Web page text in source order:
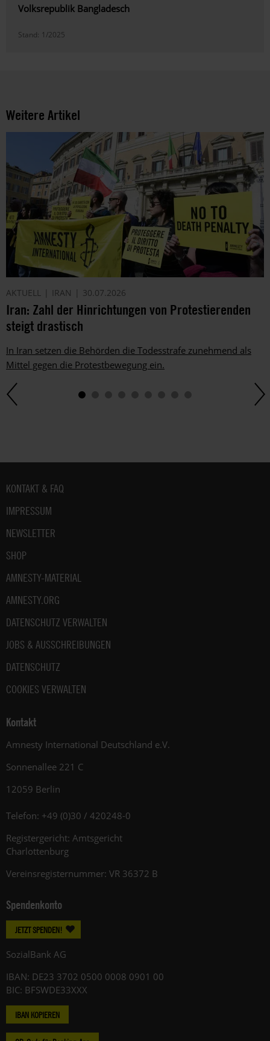
Volksrepublik Bangladesch
Stand: 1/2025
Weitere Artikel
AKTUELL IRAN 30.07.2026
Iran: Zahl der Hinrichtungen von Protestierenden
steigt drastisch
In Iran setzen die Behörden die Todesstrafe zunehmend als
Mittel gegen die Protestbewegung ein.
Fußbereich
KONTAKT & FAQ
IMPRESSUM
NEWSLETTER
SHOP
AMNESTY-MATERIAL
AMNESTY.ORG
DATENSCHUTZ VERWALTEN
JOBS & AUSSCHREIBUNGEN
DATENSCHUTZ
COOKIES VERWALTEN
Kontakt
Amnesty International Deutschland e.V.
Sonnenallee 221 C
12059 Berlin
Telefon: +49 (0)30 / 420248-0
Registergericht: Amtsgericht
Charlottenburg
Vereinsregisternummer: VR 36372 B
Spendenkonto
JETZT SPENDEN!
SozialBank AG
IBAN: DE23 3702 0500 0008 0901 00
BIC: BFSWDE33XXX
IBAN KOPIEREN